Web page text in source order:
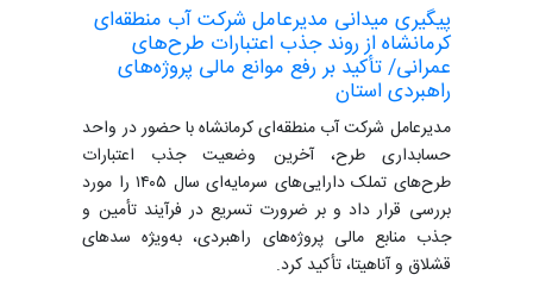
پیگیری میدانی مدیرعامل شرکت آب منطقه‌ای
کرمانشاه از روند جذب اعتبارات طرح‌های
عمرانی/ تأکید بر رفع موانع مالی پروژه‌های
راهبردی استان
مدیرعامل شرکت آب منطقه‌ای کرمانشاه با حضور در واحد
حسابداری طرح، آخرین وضعیت جذب اعتبارات
طرح‌های تملک دارایی‌های سرمایه‌ای سال ۱۴۰۵ را مورد
بررسی قرار داد و بر ضرورت تسریع در فرآیند تأمین و
جذب منابع مالی پروژه‌های راهبردی، به‌ویژه سدهای
قشلاق و آناهیتا، تأکید کرد.